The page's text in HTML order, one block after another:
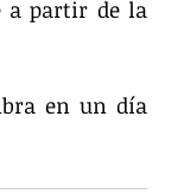
a partir de la
en un día